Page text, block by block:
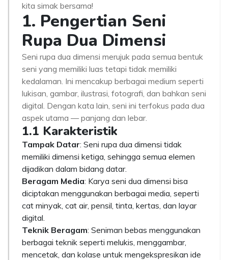
kita simak bersama!
1. Pengertian Seni
Rupa Dua Dimensi
Seni rupa dua dimensi merujuk pada semua bentuk
seni yang memiliki luas tetapi tidak memiliki
kedalaman. Ini mencakup berbagai medium seperti
lukisan, gambar, ilustrasi, fotografi, dan bahkan seni
digital. Dengan kata lain, seni ini terfokus pada dua
aspek utama — panjang dan lebar.
1.1 Karakteristik
Tampak Datar: Seni rupa dua dimensi tidak
memiliki dimensi ketiga, sehingga semua elemen
dijadikan dalam bidang datar.
Beragam Media: Karya seni dua dimensi bisa
diciptakan menggunakan berbagai media, seperti
cat minyak, cat air, pensil, tinta, kertas, dan layar
digital.
Teknik Beragam: Seniman bebas menggunakan
berbagai teknik seperti melukis, menggambar,
mencetak, dan kolase untuk mengekspresikan ide